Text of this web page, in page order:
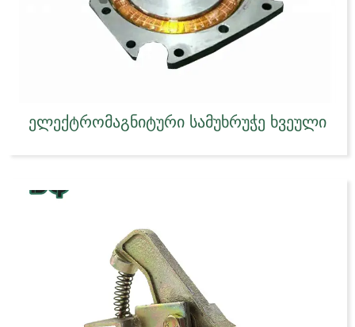
ელექტრომაგნიტური სამუხრუჭე ხვეული